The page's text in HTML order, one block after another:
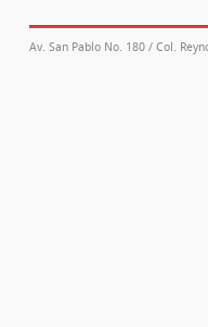
Av. San Pablo No. 180 / Col.